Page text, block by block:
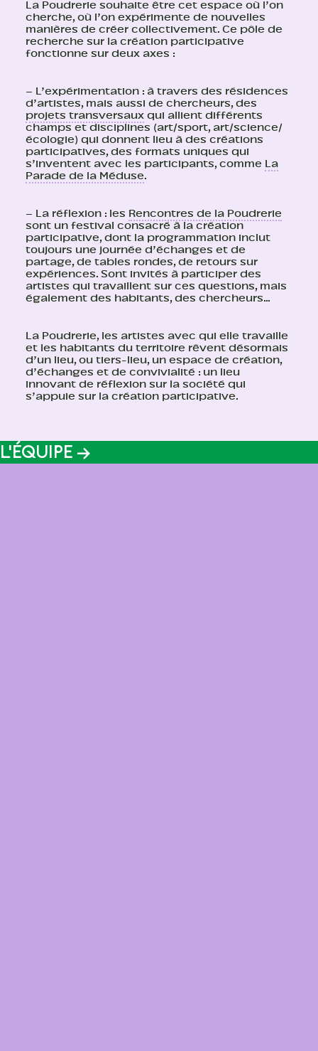
La Poudrerie souhaite être cet espace où l’on
cherche, où l’on expérimente de nouvelles
manières de créer collectivement. Ce pôle de
recherche sur la création participative
fonctionne sur deux axes :
– L’expérimentation : à travers des résidences
d’artistes, mais aussi de chercheurs, des
projets transversaux qui allient différents
champs et disciplines (art/sport, art/science/
écologie) qui donnent lieu à des créations
participatives, des formats uniques qui
s’inventent avec les participants, comme La
Parade de la Méduse.
– La réflexion : les Rencontres de la Poudrerie
sont un festival consacré à la création
participative, dont la programmation inclut
toujours une journée d’échanges et de
partage, de tables rondes, de retours sur
expériences. Sont invités à participer des
artistes qui travaillent sur ces questions, mais
également des habitants, des chercheurs…
La Poudrerie, les artistes avec qui elle travaille
et les habitants du territoire rêvent désormais
d’un lieu, ou tiers-lieu, un espace de création,
d’échanges et de convivialité : un lieu
innovant de réflexion sur la société qui
s’appuie sur la création participative.
L'ÉQUIPE →